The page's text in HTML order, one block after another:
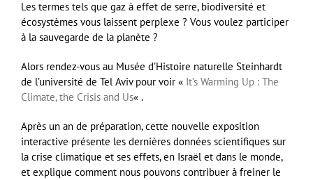
Les termes tels que gaz à effet de serre, biodiversité et
écosystèmes vous laissent perplexe ? Vous voulez participer
à la sauvegarde de la planète ?
Alors rendez-vous au Musée d’Histoire naturelle Steinhardt
de l’université de Tel Aviv pour voir « It’s Warming Up : The
Climate, the Crisis and Us« .
Après un an de préparation, cette nouvelle exposition
interactive présente les dernières données scientifiques sur
la crise climatique et ses effets, en Israël et dans le monde,
et explique comment nous pouvons contribuer à freiner le